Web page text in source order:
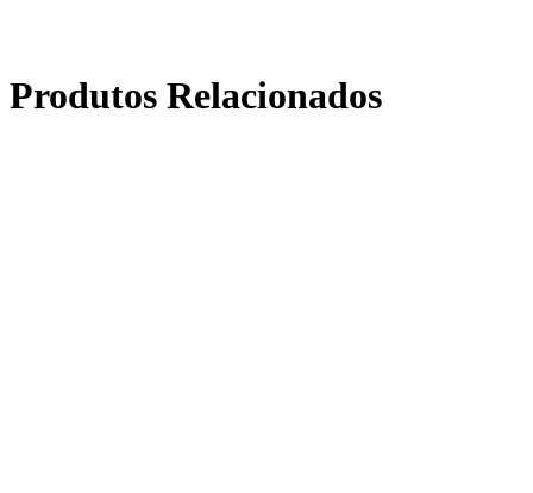
Produtos Relacionados